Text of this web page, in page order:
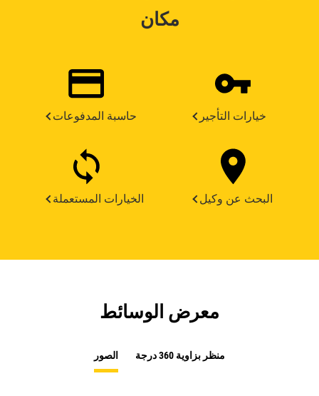
مكان
حاسبة المدفوعات خيارات التأجير
الخيارات المستعملة البحث عن وكيل
معرض الوسائط
الصور منظر بزاوية 360 درجة